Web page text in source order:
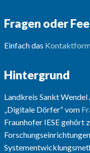
Fragen oder
Einfach das
Hintergrund
Landkreis Sankt
„Digitale Dörfer“ vom
Fraunhofer IESE gehört